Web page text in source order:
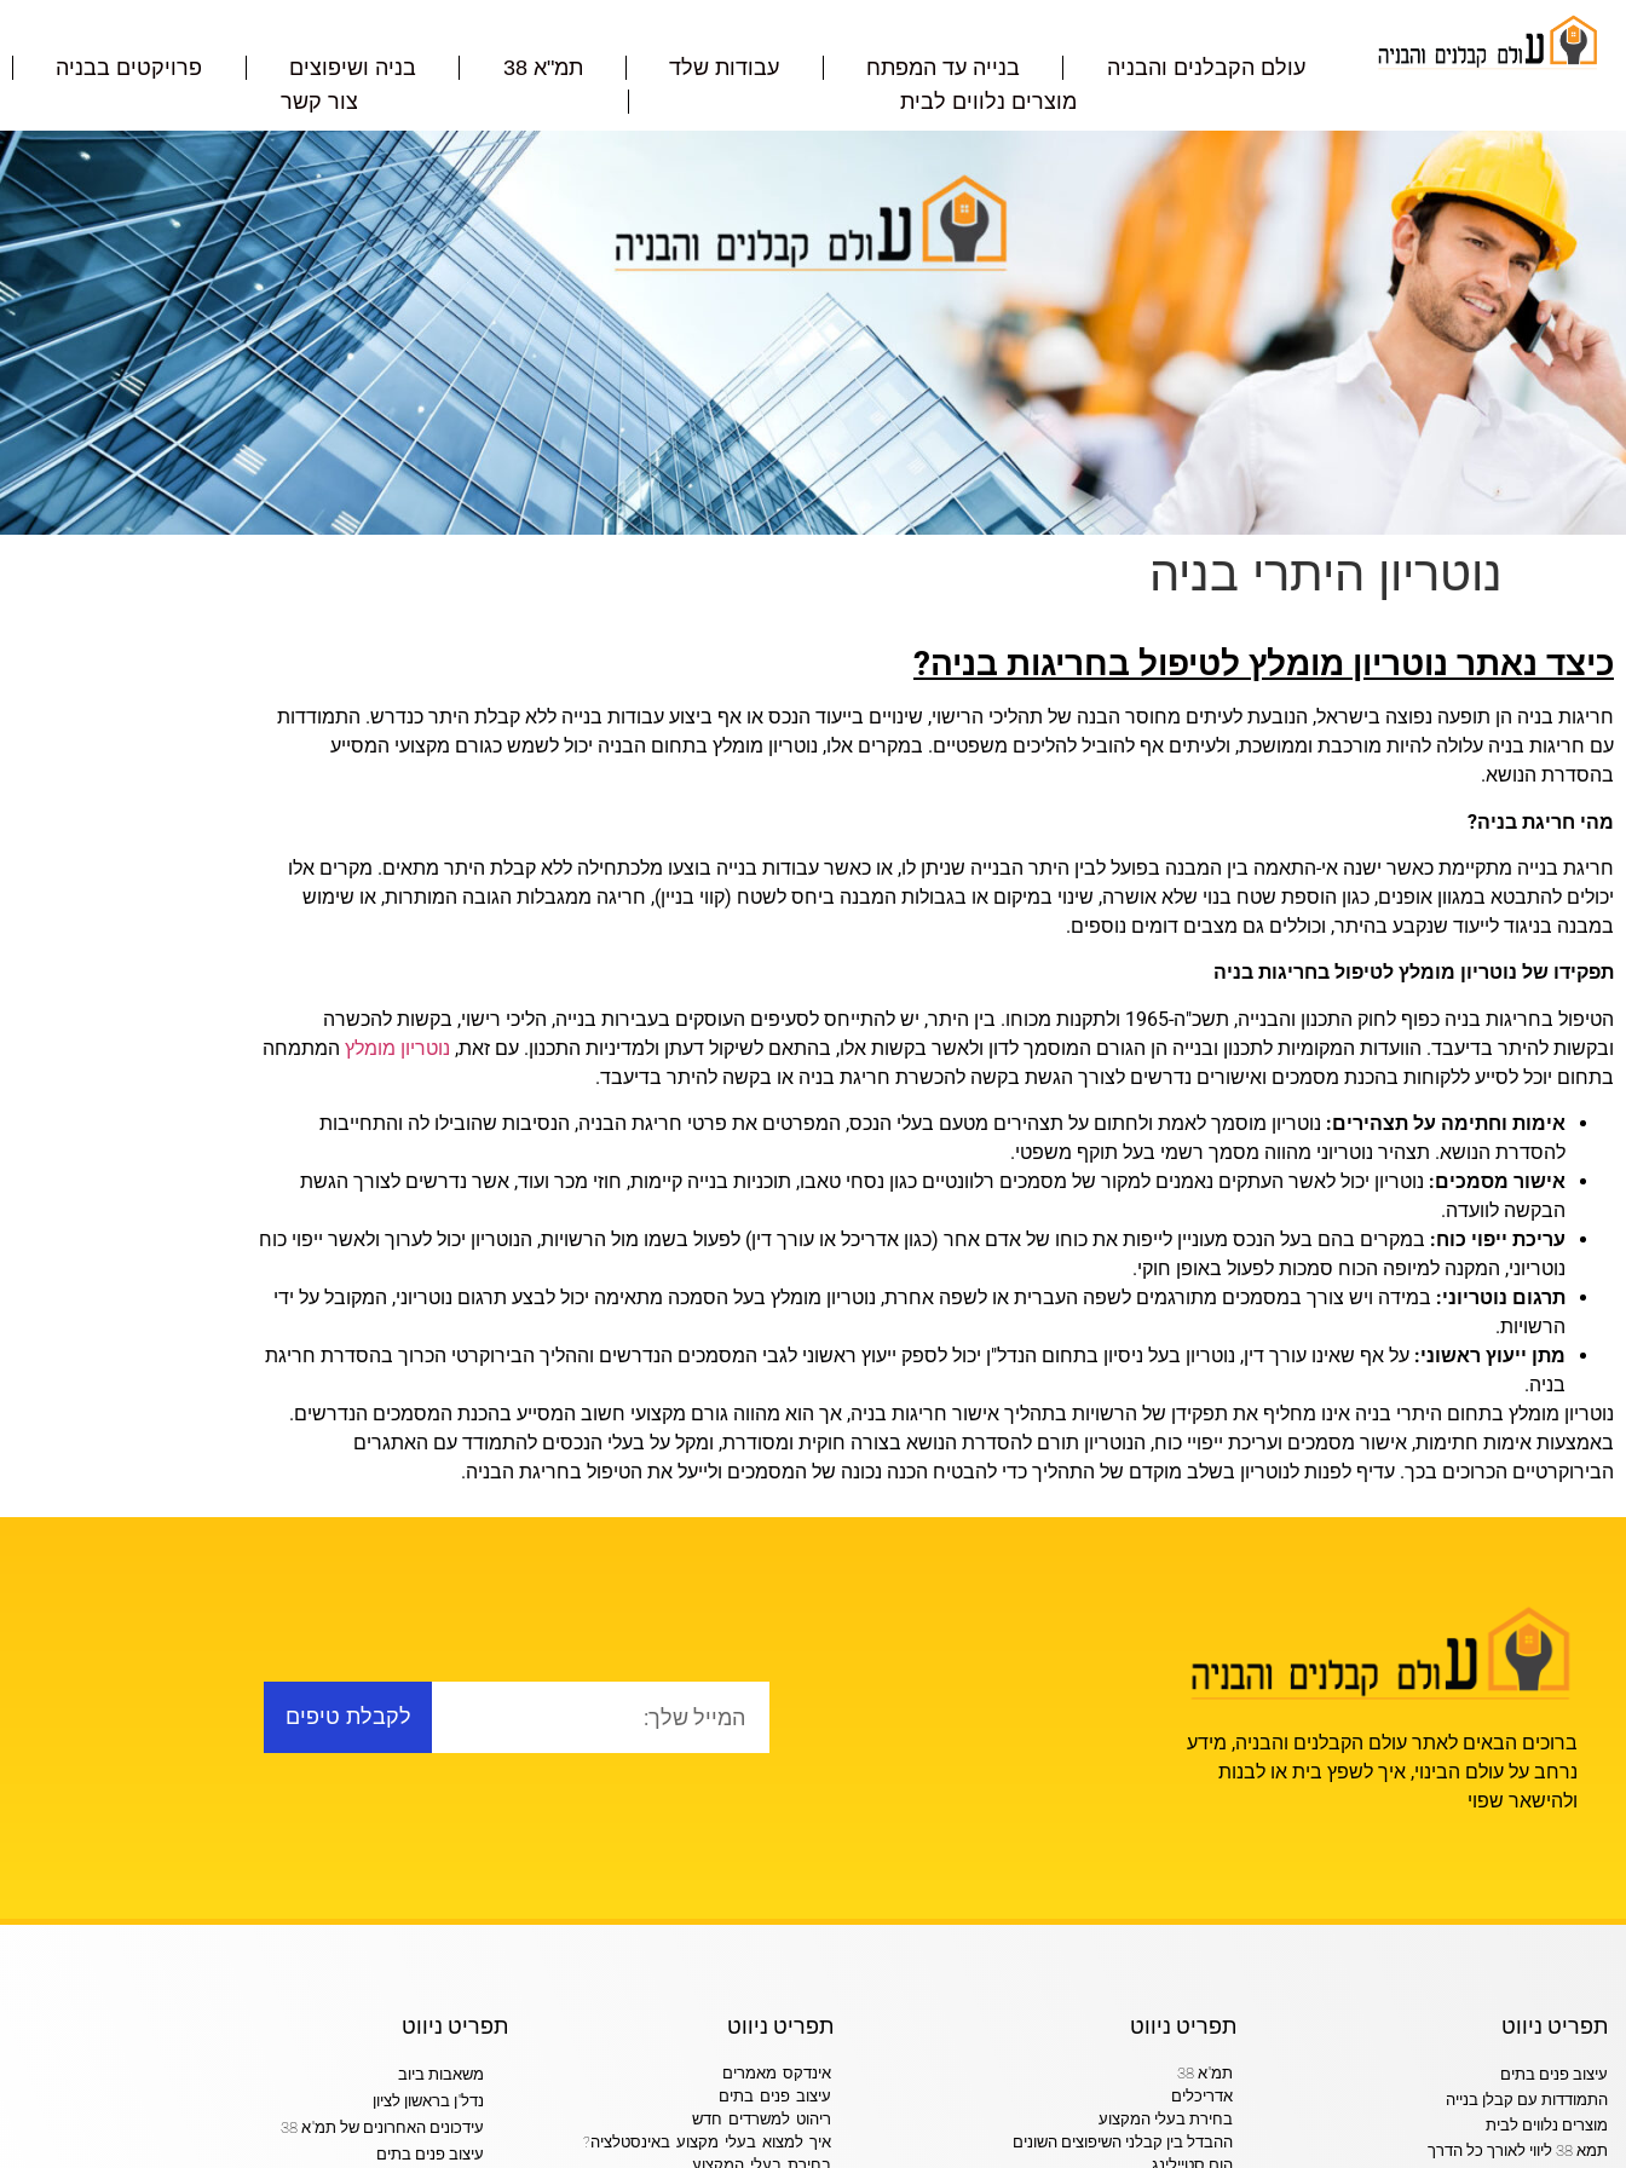
עולם הקבלנים והבניה בנייה עד המפתח עבודות שלד תמ"א 38 בניה ושיפוצים
פרויקטים בבניה
מוצרים נלווים לבית
צור קשר
נוטריון היתרי בניה
כיצד נאתר נוטריון מומלץ לטיפול בחריגות בניה?
חריגות בניה הן תופעה נפוצה בישראל, הנובעת לעיתים מחוסר הבנה של תהליכי הרישוי, שינויים בייעוד הנכס או אף ביצוע עבודות בנייה ללא קבלת היתר כנדרש. התמודדות
עם חריגות בניה עלולה להיות מורכבת וממושכת, ולעיתים אף להוביל להליכים משפטיים. במקרים אלו, נוטריון מומלץ בתחום הבניה יכול לשמש כגורם מקצועי המסייע
בהסדרת הנושא.
מהי חריגת בניה?
חריגת בנייה מתקיימת כאשר ישנה אי-התאמה בין המבנה בפועל לבין היתר הבנייה שניתן לו, או כאשר עבודות בנייה בוצעו מלכתחילה ללא קבלת היתר מתאים. מקרים אלו
יכולים להתבטא במגוון אופנים, כגון הוספת שטח בנוי שלא אושרה, שינוי במיקום או בגבולות המבנה ביחס לשטח (קווי בניין), חריגה ממגבלות הגובה המותרות, או שימוש
במבנה בניגוד לייעוד שנקבע בהיתר, וכוללים גם מצבים דומים נוספים.
תפקידו של נוטריון מומלץ לטיפול בחריגות בניה
הטיפול בחריגות בניה כפוף לחוק התכנון והבנייה, תשכ"ה-1965 ולתקנות מכוחו. בין היתר, יש להתייחס לסעיפים העוסקים בעבירות בנייה, הליכי רישוי, בקשות להכשרה
ובקשות להיתר בדיעבד. הוועדות המקומיות לתכנון ובנייה הן הגורם המוסמך לדון ולאשר בקשות אלו, בהתאם לשיקול דעתן ולמדיניות התכנון. עם זאת, נוטריון מומלץ המתמחה
בתחום יוכל לסייע ללקוחות בהכנת מסמכים ואישורים נדרשים לצורך הגשת בקשה להכשרת חריגת בניה או בקשה להיתר בדיעבד.
אימות וחתימה על תצהירים: נוטריון מוסמך לאמת ולחתום על תצהירים מטעם בעלי הנכס, המפרטים את פרטי חריגת הבניה, הנסיבות שהובילו לה והתחייבות
להסדרת הנושא. תצהיר נוטריוני מהווה מסמך רשמי בעל תוקף משפטי.
אישור מסמכים: נוטריון יכול לאשר העתקים נאמנים למקור של מסמכים רלוונטיים כגון נסחי טאבו, תוכניות בנייה קיימות, חוזי מכר ועוד, אשר נדרשים לצורך הגשת
הבקשה לוועדה.
עריכת ייפוי כוח: במקרים בהם בעל הנכס מעוניין לייפות את כוחו של אדם אחר (כגון אדריכל או עורך דין) לפעול בשמו מול הרשויות, הנוטריון יכול לערוך ולאשר ייפוי כוח
נוטריוני, המקנה למיופה הכוח סמכות לפעול באופן חוקי.
תרגום נוטריוני: במידה ויש צורך במסמכים מתורגמים לשפה העברית או לשפה אחרת, נוטריון מומלץ בעל הסמכה מתאימה יכול לבצע תרגום נוטריוני, המקובל על ידי
הרשויות.
מתן ייעוץ ראשוני: על אף שאינו עורך דין, נוטריון בעל ניסיון בתחום הנדל"ן יכול לספק ייעוץ ראשוני לגבי המסמכים הנדרשים וההליך הבירוקרטי הכרוך בהסדרת חריגת
בניה.
נוטריון מומלץ בתחום היתרי בניה אינו מחליף את תפקידן של הרשויות בתהליך אישור חריגות בניה, אך הוא מהווה גורם מקצועי חשוב המסייע בהכנת המסמכים הנדרשים.
באמצעות אימות חתימות, אישור מסמכים ועריכת ייפויי כוח, הנוטריון תורם להסדרת הנושא בצורה חוקית ומסודרת, ומקל על בעלי הנכסים להתמודד עם האתגרים
הבירוקרטיים הכרוכים בכך. עדיף לפנות לנוטריון בשלב מוקדם של התהליך כדי להבטיח הכנה נכונה של המסמכים ולייעל את הטיפול בחריגת הבניה.
ברוכים הבאים לאתר עולם הקבלנים והבניה, מידע
נרחב על עולם הבינוי, איך לשפץ בית או לבנות
ולהישאר שפוי
לקבלת טיפים
תפריט ניווט
עיצוב פנים בתים
התמודדות עם קבלן בנייה
מוצרים נלווים לבית
תמא 38 ליווי לאורך כל הדרך
תפריט ניווט
תמ"א 38
אדריכלים
בחירת בעלי המקצוע
ההבדל בין קבלני השיפוצים השונים
תפריט ניווט
אינדקס מאמרים
עיצוב פנים בתים
ריהוט למשרדים חדש
איך למצוא בעלי מקצוע באינסטלציה?
תפריט ניווט
משאבות ביוב
נדל"ן בראשון לציון
עידכונים האחרונים של תמ"א 38
עיצוב פנים בתים